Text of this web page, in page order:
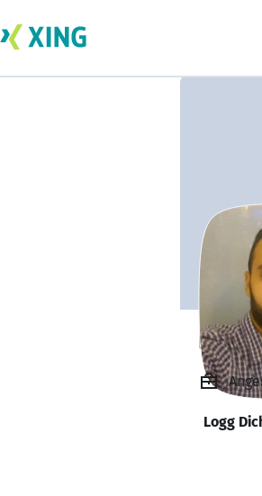
Logg